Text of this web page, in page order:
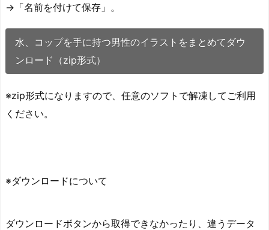
→「名前を付けて保存」。
水、コップを手に持つ男性のイラストをまとめてダウ
ンロード（zip形式）
※zip形式になりますので、任意のソフトで解凍してご利用
ください。
※ダウンロードについて
ダウンロードボタンから取得できなかったり、違うデータ